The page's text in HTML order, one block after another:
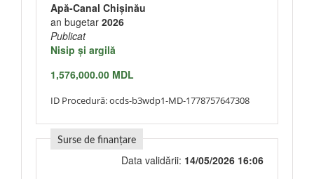
Apă-Canal Chişinău
an bugetar 2026
Publicat
Nisip şi argilă
1,576,000.00 MDL
ID Procedură:ocds-b3wdp1-MD-1778757647308
Surse de finanțare
Data validării: 14/05/2026 16:06